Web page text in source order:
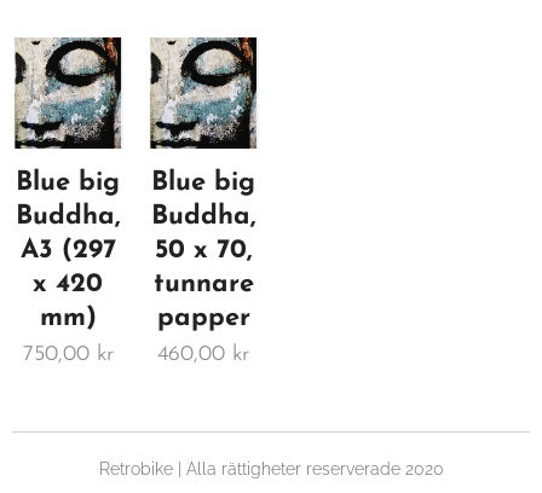
Blue big
Buddha,
A3 (297
x 420
mm)
750,00kr
Blue big
Buddha,
50 x 70,
tunnare
papper
460,00 kr
Retrobike | Alla rättigheter reserverade 2020